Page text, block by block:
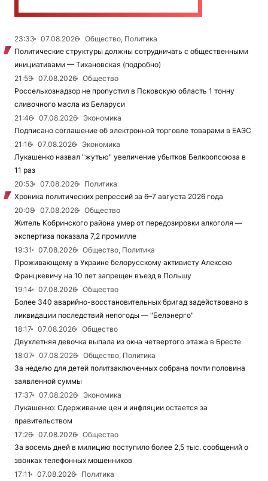
23:33 07.08.2026
Общество, Политика
Политические структуры должны сотрудничать с общественными
инициативами — Тихановская (подробно)
21:59
07.08.2026
Общество
Россельхознадзор не пропустил в Псковскую область 1 тонну
сливочного масла из Беларуси
21:46
07.08.2026
Экономика
Подписано соглашение об электронной торговле товарами в ЕАЭС
21:16
07.08.2026
Экономика
Лукашенко назвал "жутью" увеличение убытков Белкоопсоюза в
11 раз
20:53
07.08.2026
Политика
Хроника политических репрессий за 6–7 августа 2026 года
20:08
07.08.2026
Общество
Житель Кобринского района умер от передозировки алкоголя —
экспертиза показала 7,2 промилле
19:31
07.08.2026
Общество, Политика
Проживающему в Украине белорусскому активисту Алексею
Францкевичу на 10 лет запрещен въезд в Польшу
19:14
07.08.2026
Общество
Более 340 аварийно-восстановительных бригад задействовано в
ликвидации последствий непогоды — "Белэнерго"
18:17
07.08.2026
Общество
Двухлетняя девочка выпала из окна четвертого этажа в Бресте
18:07
07.08.2026
Общество, Политика
За неделю для детей политзаключенных собрана почти половина
заявленной суммы
17:37
07.08.2026
Экономика
Лукашенко: Сдерживание цен и инфляции остается за
правительством
17:26
07.08.2026
Общество
За восемь дней в милицию поступило более 2,5 тыс. сообщений о
звонках телефонных мошенников
17:11
07.08.2026
Политика